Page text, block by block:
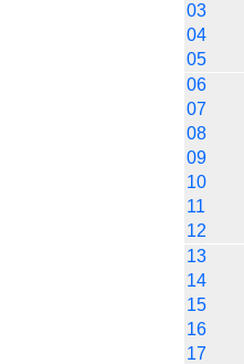
03
04
05
06
07
08
09
10
11
12
13
14
15
16
17